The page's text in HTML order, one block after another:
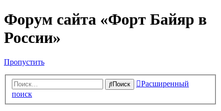
Форум сайта «Форт Байяр в
России»
Пропустить
Поиск
Расширенный
поиск